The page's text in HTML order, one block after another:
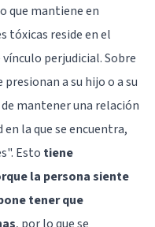
que mantiene en
tóxicas reside en el
perjudicial. Sobre
a su hijo o a su
mantener una relación
en la que se encuentra,
Esto tiene
la persona siente
tener que